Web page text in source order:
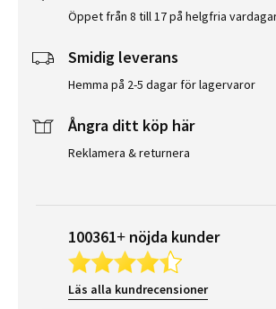
Öppet från 8 till 17 på helgfria
Smidig leverans
Hemma på 2-5 dagar för lagervaror
Ångra ditt köp här
Reklamera & returnera
100361+ nöjda kunder
Läs alla kundrecensioner